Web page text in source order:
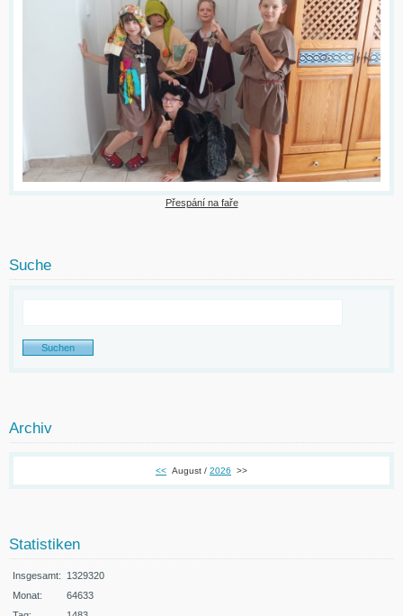
Přespání na faře
Suche
Archiv
<< August / 2026 >>
Statistiken
Insgesamt: 1329320
Monat:
64633